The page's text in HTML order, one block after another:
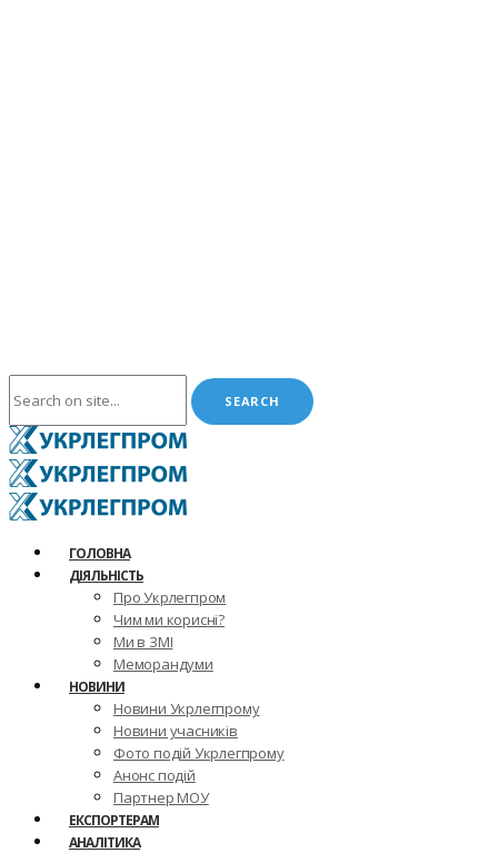
ГОЛОВНА
ДІЯЛЬНІСТЬ
Про Укрлегпром
Чим ми корисні?
Ми в ЗМІ
Меморандуми
НОВИНИ
Новини Укрлегпрому
Новини учасників
Фото подій Укрлегпрому
Анонс подій
Партнер МОУ
ЕКСПОРТЕРАМ
АНАЛІТИКА